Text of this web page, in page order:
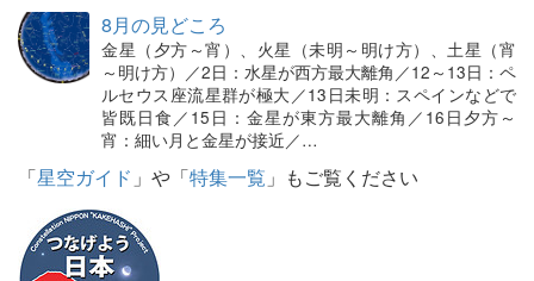
8月の見どころ
金星（夕方～宵）、火星（未明～明け方）、土星（宵
～明け方）／2日：水星が西方最大離角／12～13日：ペ
ルセウス座流星群が極大／13日未明：スペインなどで
皆既日食／15日：金星が東方最大離角／16日夕方～
宵：細い月と金星が接近／…
「星空ガイド 」や「特集一覧 」もご覧ください